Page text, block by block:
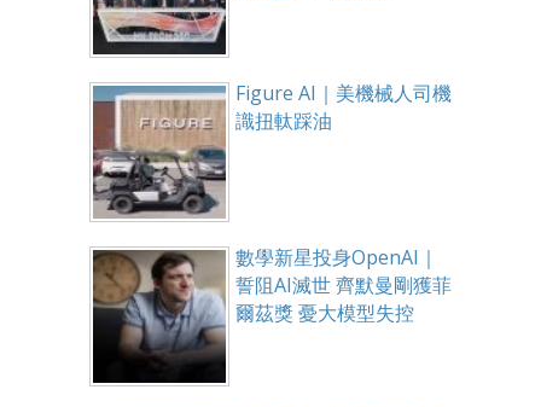
Figure AI｜美機械人司機
識扭軚踩油
數學新星投身OpenAI｜
誓阻AI滅世 齊默曼剛獲菲
爾茲獎 憂大模型失控